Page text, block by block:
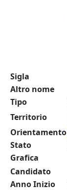
Sigla
Altro nome
Tipo
Territorio
Orientamento
Stato
Grafica
Candidato
Anno Inizio